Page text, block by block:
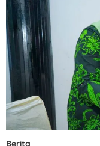
Berita